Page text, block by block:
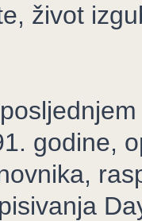
život
godine,